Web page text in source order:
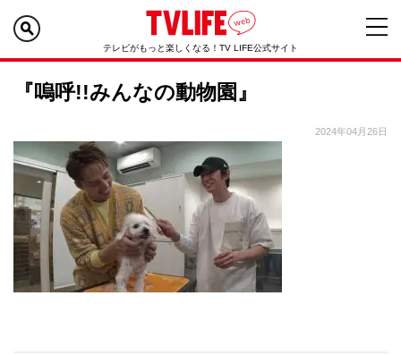
テレビがもっと楽しくなる！TV LIFE公式サイト
『嗚呼!!みんなの動物園』
2024年04月26日